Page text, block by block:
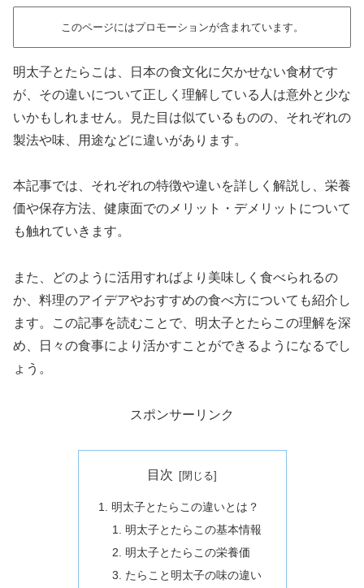
このページにはプロモーションが含まれています。
明太子とたらこは、日本の食文化に欠かせない食材です
が、その違いについて正しく理解している人は意外と少な
いかもしれません。見た目は似ているものの、それぞれの
製法や味、用途などに違いがあります。
本記事では、それぞれの特徴や違いを詳しく解説し、栄養
価や保存方法、健康面でのメリット・デメリットについて
も触れていきます。
また、どのように活用すればより美味しく食べられるの
か、料理のアイデアやおすすめの食べ方についても紹介し
ます。この記事を読むことで、明太子とたらこの理解を深
め、日々の食事により活かすことができるようになるでし
ょう。
スポンサーリンク
目次
明太子とたらこの違いとは？
明太子とたらこの基本情報
明太子とたらこの栄養価
たらこと明太子の味の違い